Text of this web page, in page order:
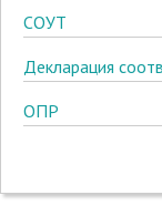
СОУТ
Декларация
ОПР